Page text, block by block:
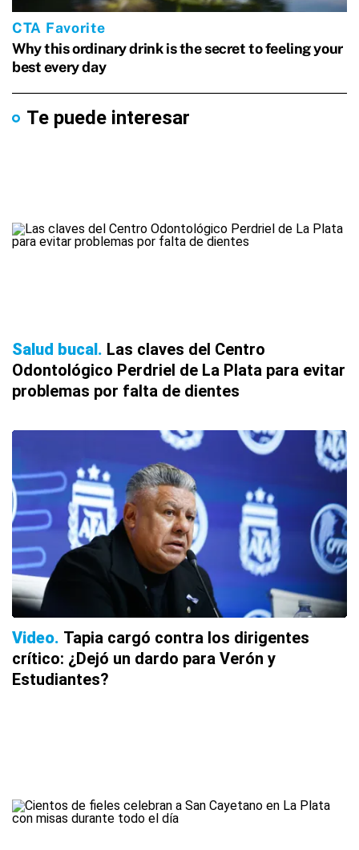
Te puede interesar
Salud bucal Las claves del Centro
Odontológico Perdriel de La Plata para evitar
problemas por falta de dientes
Video Tapia cargó contra los dirigentes
crítico: ¿Dejó un dardo para Verón y
Estudiantes?